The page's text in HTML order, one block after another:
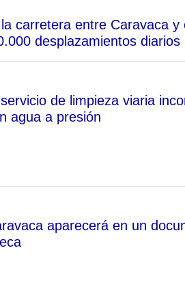
carretera entre Caravaca
desplazamientos diarios
de limpieza viaria
agua a presión
aparecerá en un